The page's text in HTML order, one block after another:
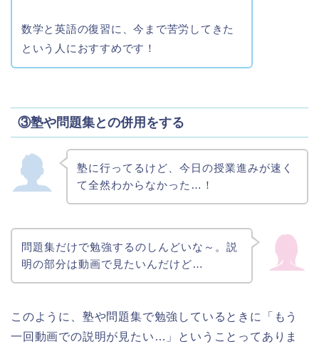
数学と英語の復習に、今まで苦労してきた
という人におすすめです！
③塾や問題集との併用をする
塾に行ってるけど、今日の授業進みが速く
て全然わからなかった…！
問題集だけで勉強するのしんどいな～。説
明の部分は動画で見たいんだけど…
このように、塾や問題集で勉強しているときに「もう
一回動画での説明が見たい…」ということってありま